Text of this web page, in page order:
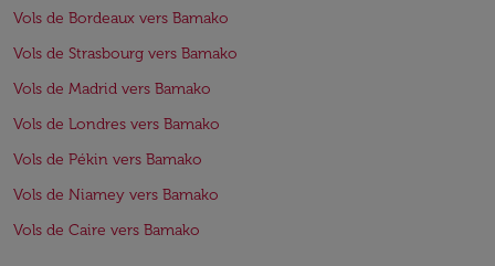
Vols de Bordeaux vers Bamako
Vols de Strasbourg vers Bamako
Vols de Madrid vers Bamako
Vols de Londres vers Bamako
Vols de Pékin vers Bamako
Vols de Niamey vers Bamako
Vols de Caire vers Bamako